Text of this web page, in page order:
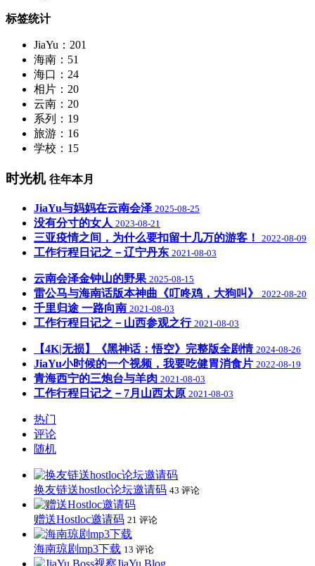
标签统计
JiaYu：201
海南：51
海口：24
相片：20
云南：20
系列：19
旅游：16
学校：15
时光机 往年本月
JiaYu与妈妈在云南会泽 2025-08-25
没有分寸的女人 2023-08-21
三亚疫情之间，为什么要扣留十几万的游客！ 2022-08-09
工作行程日记之－辽宁丹东 2021-08-03
云南会泽金钟山的野果 2025-08-15
雷公马与海南话版本神曲《叮咚鸡，大狗叫》 2022-08-20
千里归途 一路向南 2021-08-03
工作行程日记之－山西参观之行 2021-08-03
【4K|无损】《黑神话：悟空》完整版全剧情 2024-08-26
JiaYu小时候的一个视频，我要吃健胃消食片 2022-08-19
青海西宁的三炮台与羊肉 2021-08-03
工作行程日记之－7月山西太原 2021-08-03
热门
评论
随机
换友链送hostloc论坛邀请码 43 评论
赠送Hostloc邀请码 21 评论
海南琼剧mp3下载 13 评论